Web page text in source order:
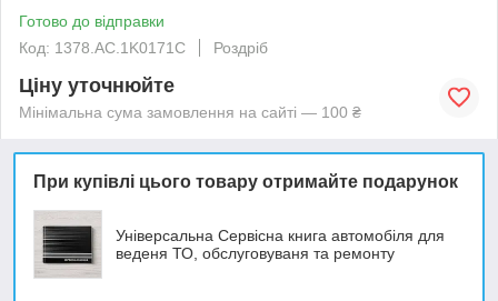
Готово до відправки
Код: 1378.AC.1K0171C
Роздріб
Ціну уточнюйте
Мінімальна сума замовлення на сайті — 100 ₴
При купівлі цього товару отримайте подарунок
Універсальна Сервісна книга автомобіля для
веденя ТО, обслуговуваня та ремонту